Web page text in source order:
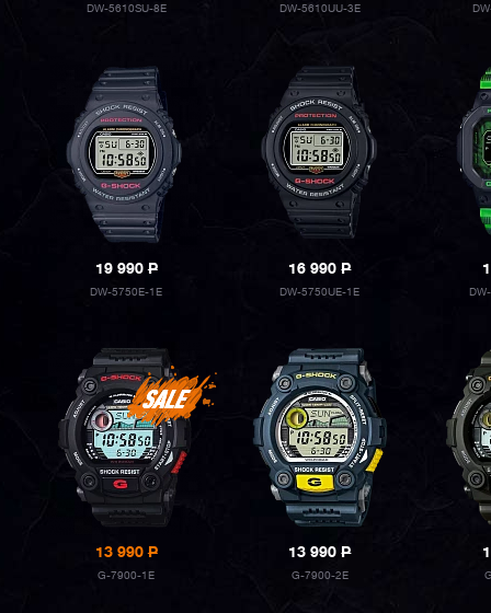
DW-5610SU-8E DW-5610UU-3E
19 990P
DW-5750E-1E
16 990P
DW-5750UE-1E
13 990P
G-7900-1E
13 990P
G-7900-2E